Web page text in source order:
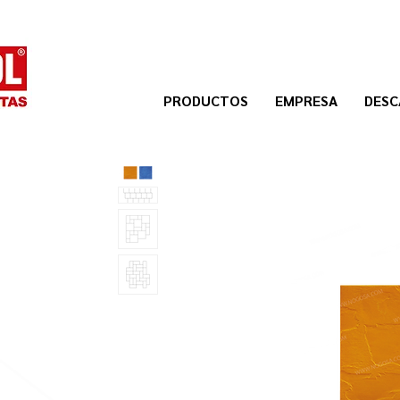
PRODUCTOS EMPRESA